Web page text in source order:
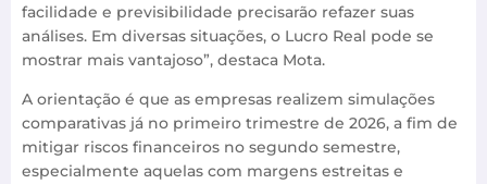
facilidade e previsibilidade precisarão refazer suas
análises. Em diversas situações, o Lucro Real pode se
mostrar mais vantajoso”, destaca Mota.
A orientação é que as empresas realizem simulações
comparativas já no primeiro trimestre de 2026, a fim de
mitigar riscos financeiros no segundo semestre,
especialmente aquelas com margens estreitas e